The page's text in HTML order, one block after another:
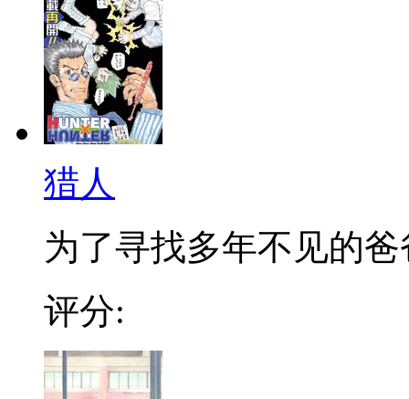
猎人
为了寻找多年不见的爸
评分: